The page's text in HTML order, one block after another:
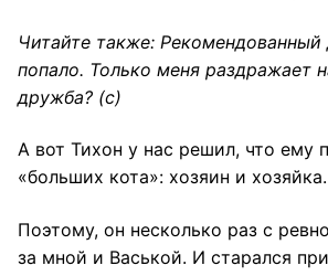
Читайте также: Рекомендованный
попало. Только меня раздражает
дружба? (с)
А вот Тихон у нас решил, что ему
«больших кота»: хозяин и хозяйка.
Поэтому, он несколько раз с
за мной и Васькой. И старался